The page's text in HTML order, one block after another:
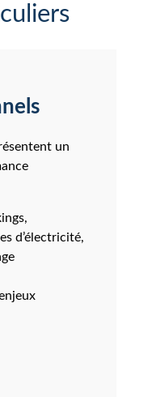
un
d’électricité,